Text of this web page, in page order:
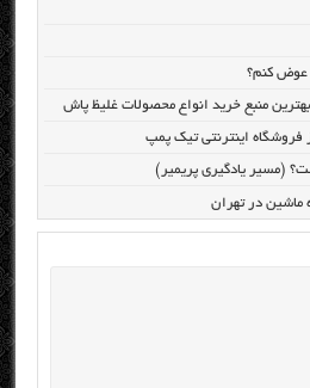
عوض کنم؟
منبع خرید انواع محصولات غلیظ پاش
فروشگاه اینترنتی تیک پمپ
(مسیر یادگیری پریمیر)
ماشین در تهران